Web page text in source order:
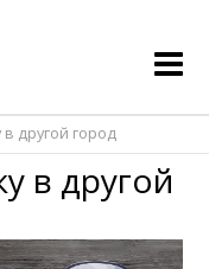
другой город
в другой